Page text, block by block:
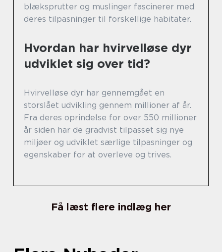
blæksprutter og muslinger fascinerer med
deres tilpasninger til forskellige habitater.
Hvordan har hvirvelløse dyr
udviklet sig over tid?
Hvirvelløse dyr har gennemgået en
storslået udvikling gennem millioner af år.
Fra deres oprindelse for over 550 millioner
år siden har de gradvist tilpasset sig nye
miljøer og udviklet særlige tilpasninger og
egenskaber for at overleve og trives.
Få læst flere indlæg her